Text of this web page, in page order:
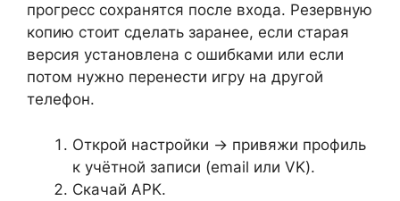
прогресс сохранятся после входа. Резервную
копию стоит сделать заранее, если старая
версия установлена с ошибками или если
потом нужно перенести игру на другой
телефон.
Открой настройки → привяжи профиль
к учётной записи (email или VK).
Скачай APK.